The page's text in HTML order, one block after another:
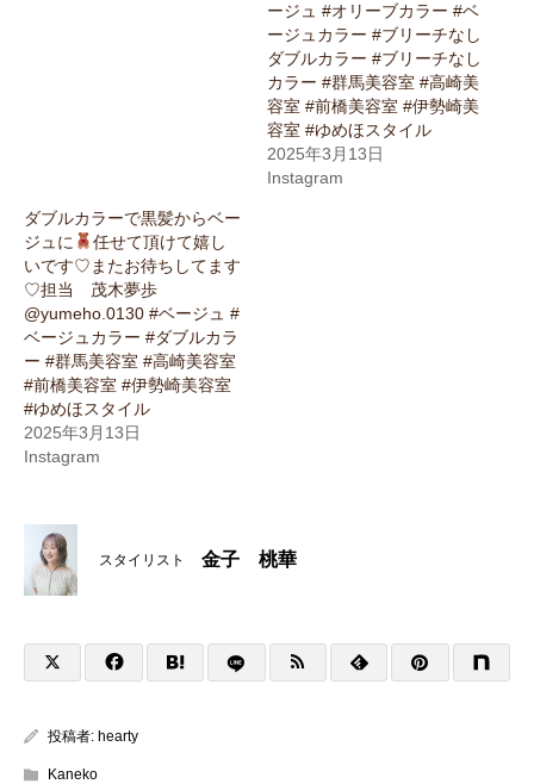
ージュ #オリーブカラー #ベ
ージュカラー #ブリーチなし
ダブルカラー #ブリーチなし
カラー #群馬美容室 #高崎美
容室 #前橋美容室 #伊勢崎美
容室 #ゆめほスタイル
2025年3月13日
Instagram
ダブルカラーで黒髪からベー
ジュに
任せて頂けて嬉し
いです♡またお待ちしてます
♡担当 茂木夢歩
@yumeho.0130 #ベージュ #
ベージュカラー #ダブルカラ
ー #群馬美容室 #高崎美容室
#前橋美容室 #伊勢崎美容室
#ゆめほスタイル
2025年3月13日
Instagram
スタイリスト 金子 桃華
投稿者: hearty
Kaneko